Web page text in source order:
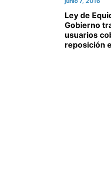
Ley de
Gobierno
usuarios
reposición